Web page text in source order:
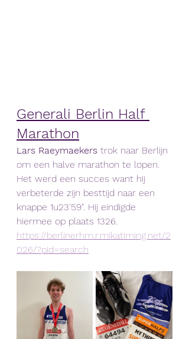
Generali Berlin Half
Marathon
Lars Raeymaekers trok naar Berlijn
om een halve marathon te lopen.
Het werd een succes want hij
verbeterde zijn besttijd naar een
knappe 1u23'59". Hij eindigde
hiermee op plaats 1326.
https://berlinerhm.r.mikatiming.net/2
026/?pid=search